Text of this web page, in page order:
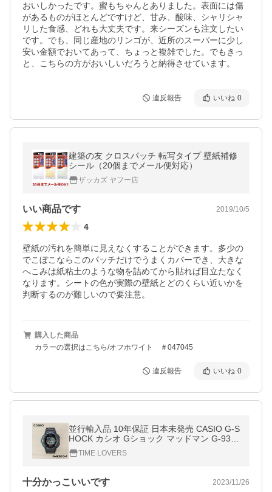
おいしかったです。蜜もちゃんとありました。表面には傷
があるものがほとんどですけど、甘み、酸味、シャリシャ
リした食感、どれも大丈夫です。来シーズンも注文したい
です。でも、同じ産地のリンゴが、近所のスーパーに少し
安い金額でおいてあって、ちょっと複雑でした。でもきっ
と、こちらの方がおいしいだろうと納得させています。
違反報告 いいね 0
建築の友 クロスパッチ 転写タイプ 壁紙補修
シール（20個までメール便対応）
ザッカズ ヤフー店
いい商品です 2019/10/5
4
壁紙の汚れを簡単に見えなくすることができます。多少の
でこぼこならこのパッチだけでうまくカバーでき、大きな
へこみは紙粘土のような物を詰めてから貼れば目立たなく
なります。シートの色が実際の壁紙とどのくらい近いかを
判断するのが難しいので要注意。
購入した商品
カラーの選択はこちら/オフホワイト ＃047045
違反報告 いいね 0
並行輸入品 10年保証 日本未発売 CASIO G-S
HOCK カシオ Gショック マッドマン G-930
0-1 腕時計 時計 ブランド メンズ 男の子 デ
ジタル ソーラー 日付 防水
TIME LOVERS
十分かっこいいです 2023/11/26